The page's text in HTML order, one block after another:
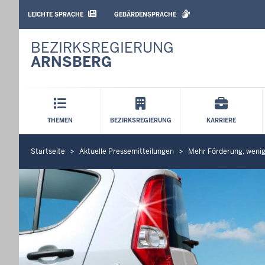
SPRACHEN
LEICHTE SPRACHE GEBÄRDENSPRACHE
BEZIRKSREGIERUNG
ARNSBERG
Hauptmenü
THEMEN BEZIRKSREGIERUNG KARRIERE
S
i
e
b
e
f
n
Startseite Aktuelle Pressemitteilungen Mehr Förderung,